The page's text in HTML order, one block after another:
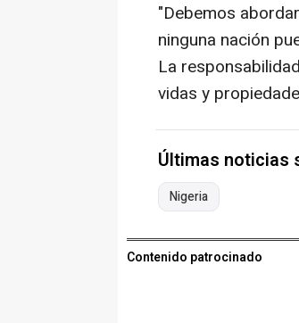
"Debemos
ninguna nación
La
vidas y
Últimas noticias
Nigeria
Contenido patrocinado